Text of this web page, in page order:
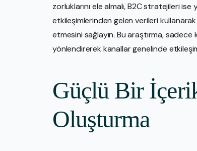
zorluklarını ele almalı, B2C stratejileri
etkileşimlerinden gelen verileri
etmesini sağlayın. Bu araştırma,
yönlendirerek kanallar genelinde
Güçlü Bir
Oluşturma